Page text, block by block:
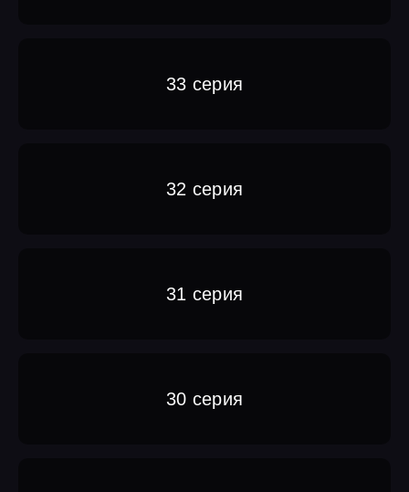
33 серия
32 серия
31 серия
30 серия